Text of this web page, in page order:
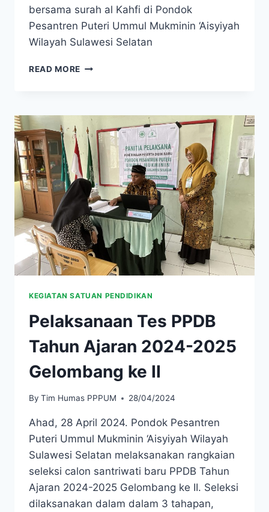
bersama surah al Kahfi di Pondok
Pesantren Puteri Ummul Mukminin ‘Aisyiyah
Wilayah Sulawesi Selatan
READ MORE
KEGIATAN SATUAN PENDIDIKAN
Pelaksanaan Tes PPDB
Tahun Ajaran 2024-2025
Gelombang ke II
By Tim Humas PPPUM 28/04/2024
Ahad, 28 April 2024. Pondok Pesantren
Puteri Ummul Mukminin ‘Aisyiyah Wilayah
Sulawesi Selatan melaksanakan rangkaian
seleksi calon santriwati baru PPDB Tahun
Ajaran 2024-2025 Gelombang ke II. Seleksi
dilaksanakan dalam dalam 3 tahapan,